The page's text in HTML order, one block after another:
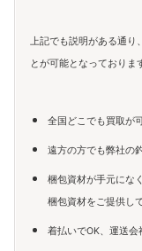
上記でも説明がある通り
とが可能となっておりま
全国どこでも買取が
遠方の方でも弊社の
梱包資材が手元にな
梱包資材をご提供し
着払いでOK、運送会